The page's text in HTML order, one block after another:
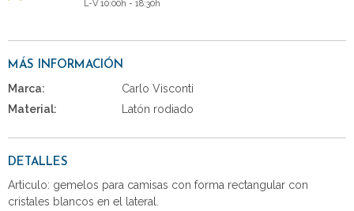
L-V 10:00h - 18:30h
MÁS INFORMACIÓN
Marca:
Carlo Visconti
Material:
Latón rodiado
DETALLES
Articulo: gemelos para camisas con forma rectangular con
cristales blancos en el lateral.